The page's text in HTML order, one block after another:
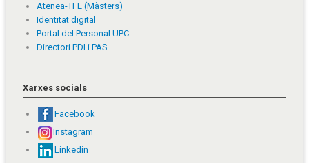
Atenea-TFE (Màsters)
Identitat digital
Portal del Personal UPC
Directori PDI i PAS
Xarxes socials
Facebook
Instagram
Linkedin